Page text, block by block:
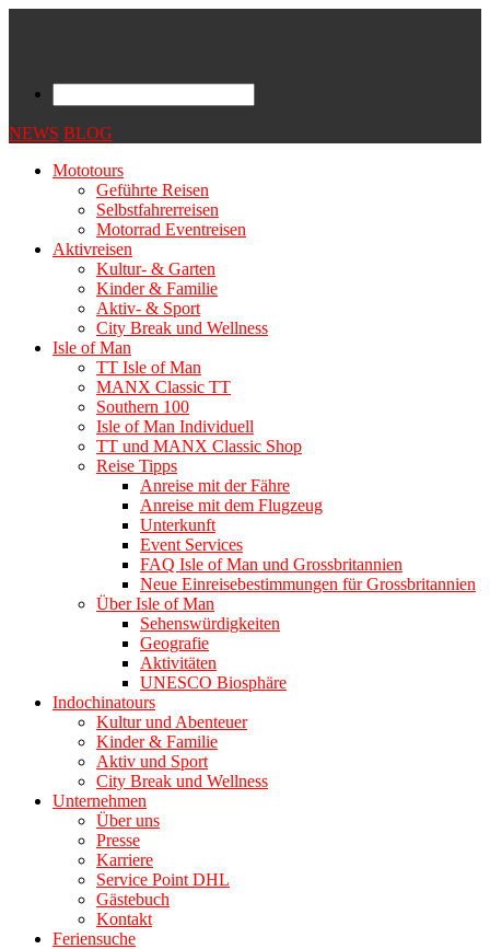
NEWS BLOG
Mototours
Geführte Reisen
Selbstfahrerreisen
Motorrad Eventreisen
Aktivreisen
Kultur- & Garten
Kinder & Familie
Aktiv- & Sport
City Break und Wellness
Isle of Man
TT Isle of Man
MANX Classic TT
Southern 100
Isle of Man Individuell
TT und MANX Classic Shop
Reise Tipps
Anreise mit der Fähre
Anreise mit dem Flugzeug
Unterkunft
Event Services
FAQ Isle of Man und Grossbritannien
Neue Einreisebestimmungen für Grossbritannien
Über Isle of Man
Sehenswürdigkeiten
Geografie
Aktivitäten
UNESCO Biosphäre
Indochinatours
Kultur und Abenteuer
Kinder & Familie
Aktiv und Sport
City Break und Wellness
Unternehmen
Über uns
Presse
Karriere
Service Point DHL
Gästebuch
Kontakt
Feriensuche